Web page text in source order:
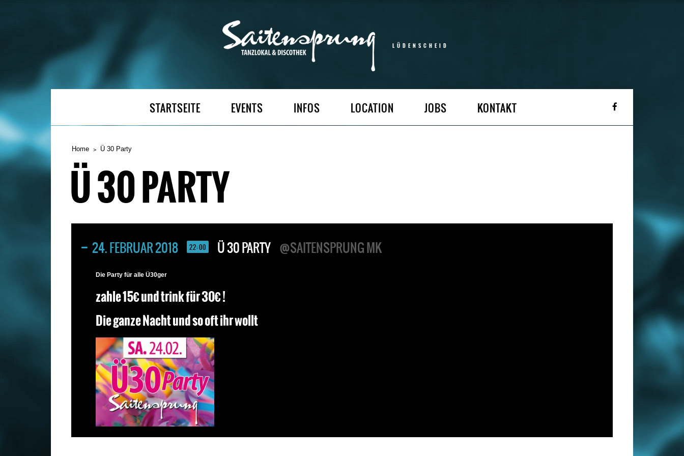
LÜDENSCHEID
STARTSEITE EVENTS INFOS LOCATION JOBS KONTAKT
Home Ü 30 Party
Ü 30 PARTY
24. FEBRUAR 2018 22:00 Ü 30 PARTY @SAITENSPRUNG MK
Die Party für alle Ü30ger
zahle 15€ und trink für 30€ !
Die ganze Nacht und so oft ihr wollt